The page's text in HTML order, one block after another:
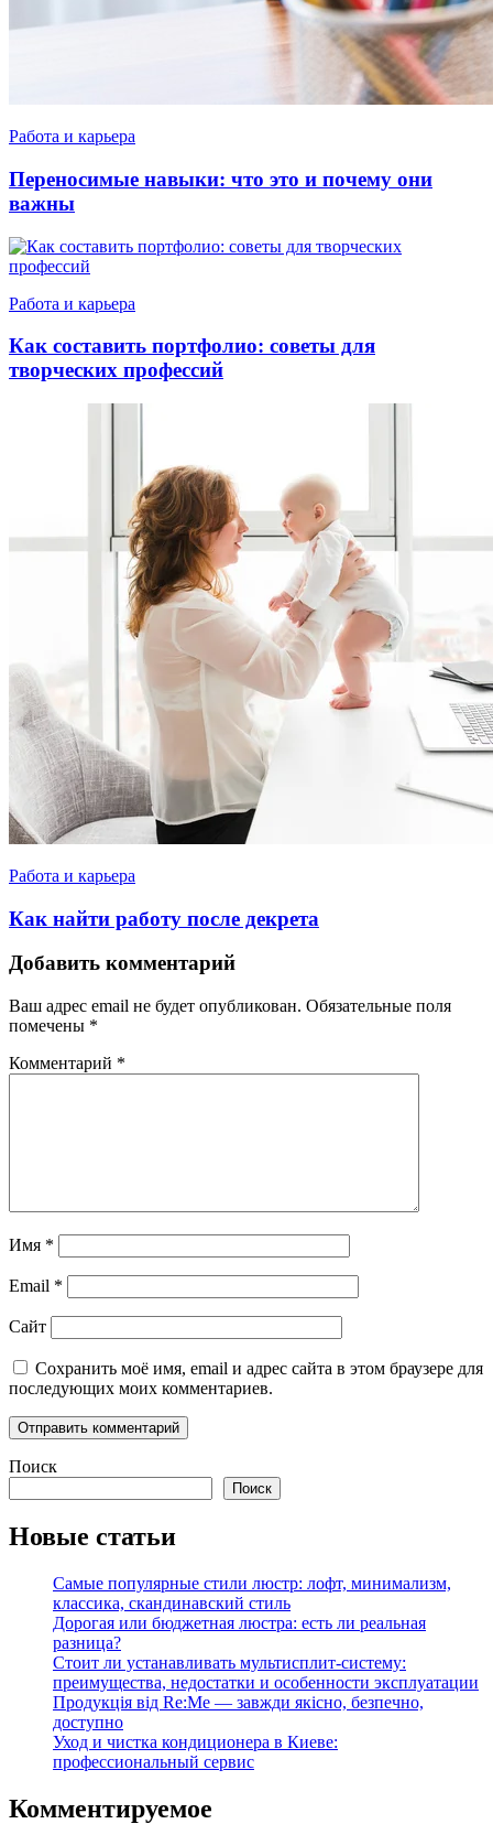
Работа и карьера
Переносимые навыки: что это и почему они
важны
Работа и карьера
Как составить портфолио: советы для
творческих профессий
Работа и карьера
Как найти работу после декрета
Добавить комментарий
Ваш адрес email не будет опубликован. Обязательные поля
помечены *
Комментарий *
Имя *
Email *
Сайт
Сохранить моё имя, email и адрес сайта в этом браузере для
последующих моих комментариев.
Поиск
Поиск
Новые статьи
Самые популярные стили люстр: лофт, минимализм,
классика, скандинавский стиль
Дорогая или бюджетная люстра: есть ли реальная
разница?
Стоит ли устанавливать мультисплит-систему:
преимущества, недостатки и особенности эксплуатации
Продукція від Re:Me — завжди якісно, безпечно,
доступно
Уход и чистка кондиционера в Киеве:
профессиональный сервис
Комментируемое